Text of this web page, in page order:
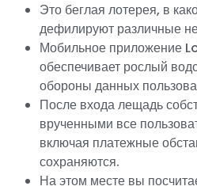
Это беглая лотерея, в
дефилируют различные
Мобильное приложение
обеспечивает рослый
обороны данных
После входа лещадь
врученными все
включая платежные
сохраняются.
На этом месте вы